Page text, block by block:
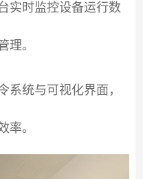
实时监控设备运行数
理。
系统与可视化界面，
率。